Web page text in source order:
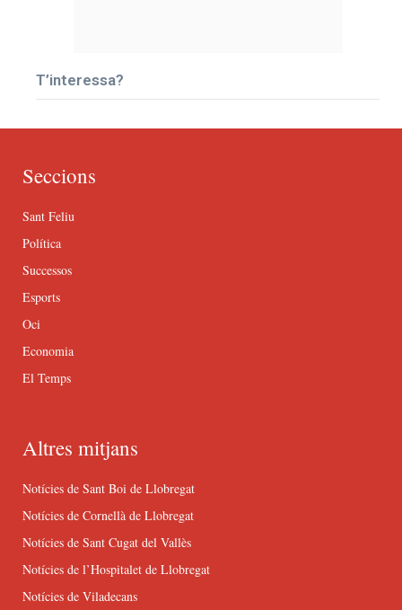
T’interessa?
Seccions
Sant Feliu
Política
Successos
Esports
Oci
Economia
El Temps
Altres mitjans
Notícies de Sant Boi de Llobregat
Notícies de Cornellà de Llobregat
Notícies de Sant Cugat del Vallès
Notícies de l’Hospitalet de Llobregat
Notícies de Viladecans